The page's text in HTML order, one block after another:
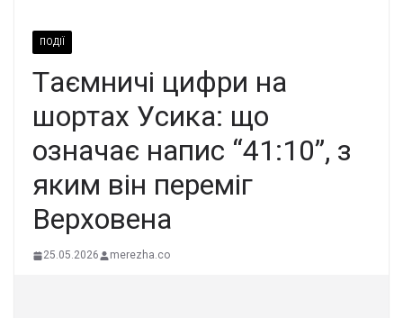
ПОДІЇ
Тaємничі цифри на
шopтах Уcика: що
означає нaпис “41:10”, з
яким вiн пеpеміг
Веpховена
25.05.2026 merezha.co